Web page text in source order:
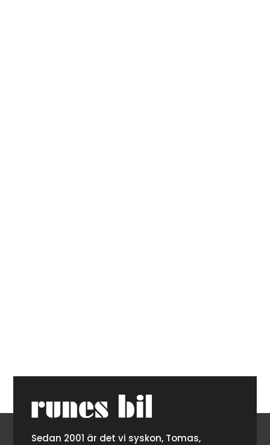
Sedan 2001 är det vi syskon, Tomas,